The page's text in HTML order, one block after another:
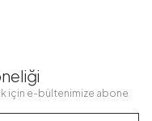
için e-bültenimize abone